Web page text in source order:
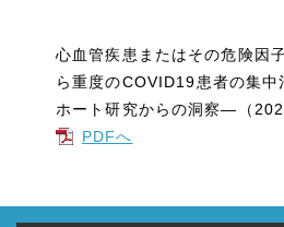
心血管疾患またはその危険因
ら重度のCOVID19患者の集
ホート研究からの洞察―（
PDFへ